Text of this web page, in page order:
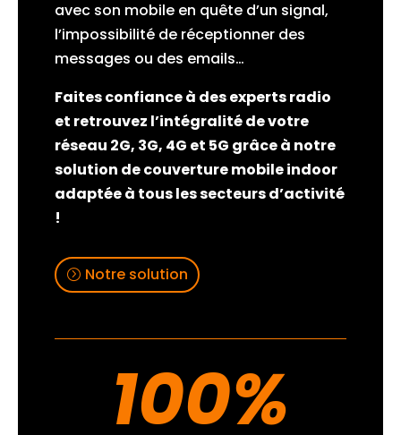
avec son mobile en quête d’un signal,
l’impossibilité de réceptionner des
messages ou des emails…
Faites confiance à des experts radio
et retrouvez l’intégralité de votre
réseau 2G, 3G, 4G et 5G grâce à notre
solution de couverture mobile indoor
adaptée à tous les secteurs d’activité
!
Notre solution
100%